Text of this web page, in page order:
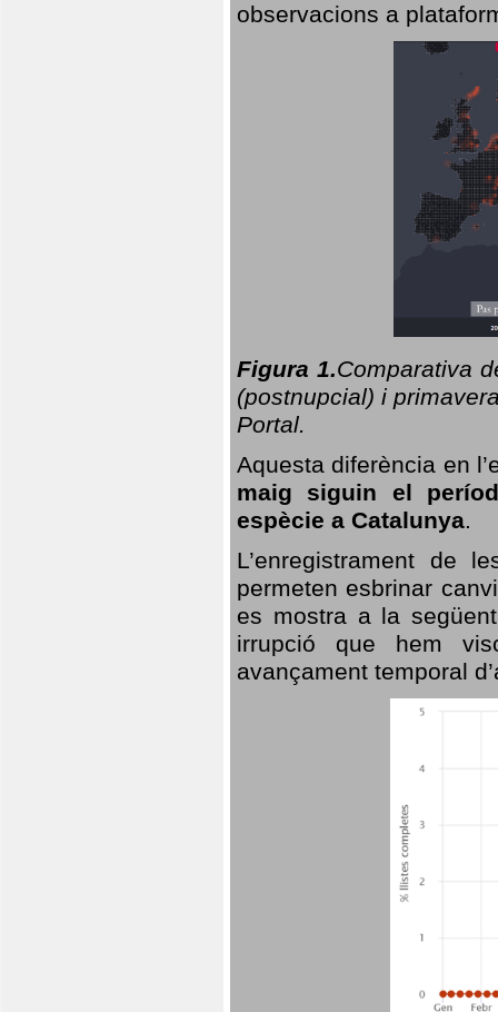
observacions a
Figura 1.Comparativa
(postnupcial) i
Portal.
Aquesta diferència en
maig siguin el
espècie a Catalunya.
L’enregistrament de
permeten esbrinar
es mostra a la
irrupció que hem
avançament temporal